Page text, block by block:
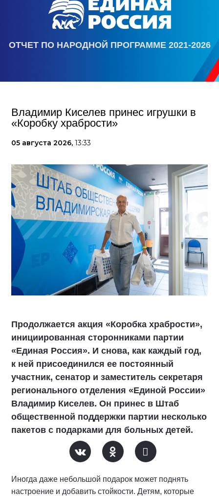
ОТЧЕТ ПО НАРОДНОЙ ПРОГРАММЕ 2021-2026
Владимир Киселев принес игрушки в
«Коробку храбрости»
05 августа 2026, 13:33
Продолжается акция «Коробка храбрости»,
инициированная сторонниками партии
«Единая Россия». И снова, как каждый год,
к ней присоединился ее постоянный
участник, сенатор и заместитель секретаря
регионального отделения «Единой России»
Владимир Киселев. Он принес в Штаб
общественной поддержки партии несколько
пакетов с подарками для больных детей.
Иногда даже небольшой подарок может поднять
настроение и добавить стойкости. Детям, которые